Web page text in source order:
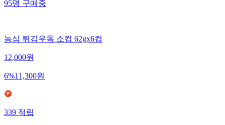
95명구매중
농심 튀김우동 소컵 62gx6컵
12,000원
6%11,300원
339적립